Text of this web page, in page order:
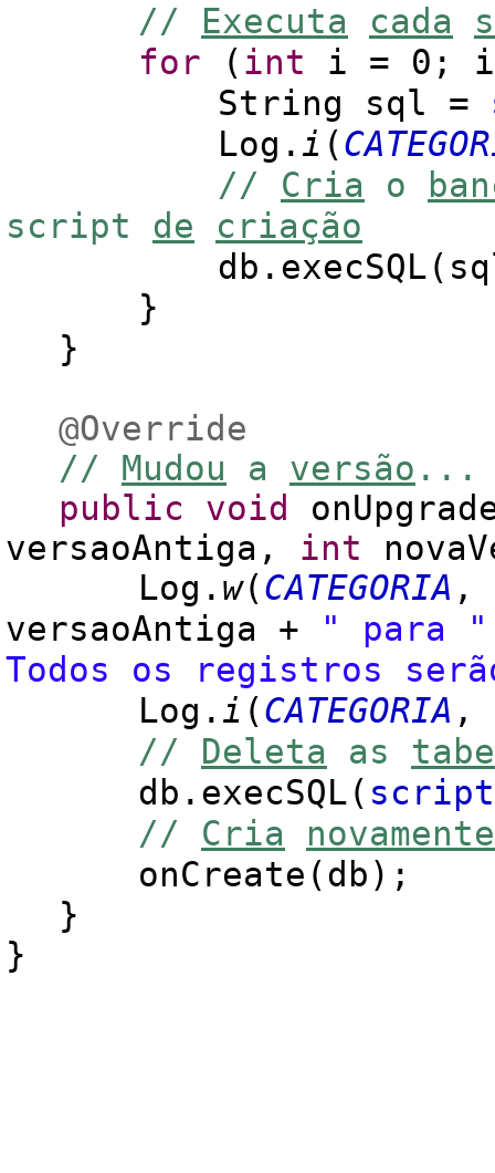
// Executa cada
for (int i = 0; i
String sql =
Log. i (
// Cria o
script de
criação
}
}
@Override
// Mudou a versão ...
public
void
versaoAntiga, int
Log. w(CATEGORIA ,
versaoAntiga +
"
Todos os registros
Log. i (CATEGORIA ,
// Deleta as
db.execSQL(
// Cria
novamente
onCreate(db);
}
}